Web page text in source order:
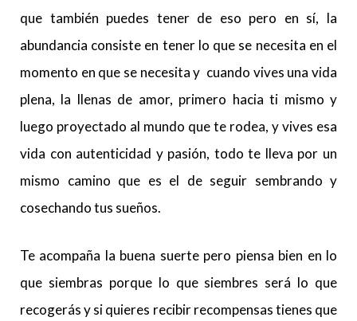
que también puedes tener de eso pero en sí, la
abundancia consiste en tener lo que se necesita en el
momento en que se necesita y cuando vives una vida
plena, la llenas de amor, primero hacia ti mismo y
luego proyectado al mundo que te rodea, y vives esa
vida con autenticidad y pasión, todo te lleva por un
mismo camino que es el de seguir sembrando y
cosechando tus sueños.
Te acompaña la buena suerte pero piensa bien en lo
que siembras porque lo que siembres será lo que
recogerás y si quieres recibir recompensas tienes que